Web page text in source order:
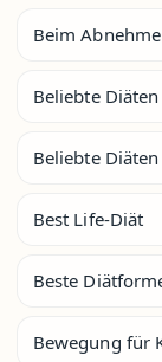
Beim
Beliebte Diäten
Beliebte
Best Life-Diät
Beste
Bewegung für